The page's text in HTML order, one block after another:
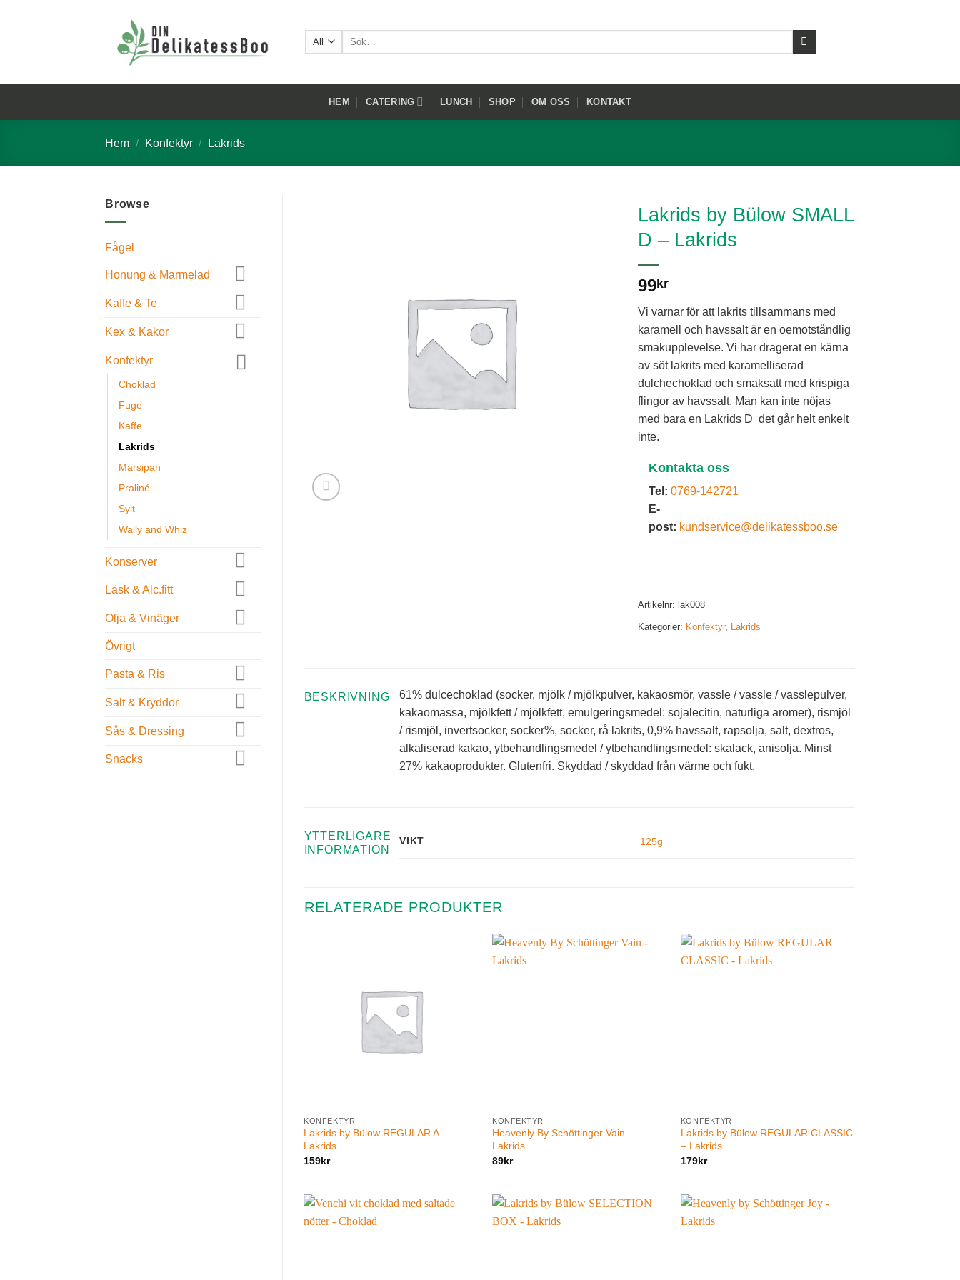
Sök
HEM CATERING LUNCH SHOP OM OSS KONTAKT
Hem / Konfektyr / Lakrids
Browse
Fågel
Honung & Marmelad
Kaffe & Te
Kex & Kakor
Konfektyr
Choklad
Fuge
Kaffe
Lakrids
Marsipan
Praliné
Sylt
Wally and Whiz
Konserver
Läsk & Alc.fitt
Olja & Vinäger
Övrigt
Pasta & Ris
Salt & Kryddor
Sås & Dressing
Snacks
Lakrids by Bülow SMALL
D – Lakrids
99kr
Vi varnar för att lakrits tillsammans med
karamell och havssalt är en oemotståndlig
smakupplevelse. Vi har dragerat en kärna
av söt lakrits med karamelliserad
dulchechoklad och smaksatt med krispiga
flingor av havssalt. Man kan inte nöjas
med bara en Lakrids D  det går helt enkelt
inte.
Kontakta oss
Tel: 0769-142721
E-
post: kundservice@delikatessboo.se
Artikelnr:lak008
Kategorier: Konfektyr, Lakrids
BESKRIVNING
61% dulcechoklad (socker, mjölk / mjölkpulver, kakaosmör, vassle / vassle / vasslepulver,
kakaomassa, mjölkfett / mjölkfett, emulgeringsmedel: sojalecitin, naturliga aromer), rismjöl
/ rismjöl, invertsocker, socker%, socker, rå lakrits, 0,9% havssalt, rapsolja, salt, dextros,
alkaliserad kakao, ytbehandlingsmedel / ytbehandlingsmedel: skalack, anisolja. Minst
27% kakaoprodukter. Glutenfri. Skyddad / skyddad från värme och fukt.
YTTERLIGARE
INFORMATION
VIKT 125g
RELATERADE PRODUKTER
KONFEKTYR
Lakrids by Bülow REGULAR A –
Lakrids
159kr
KONFEKTYR
Heavenly By Schöttinger Vain –
Lakrids
89kr
KONFEKTYR
Lakrids by Bülow REGULAR CLASSIC
– Lakrids
179kr